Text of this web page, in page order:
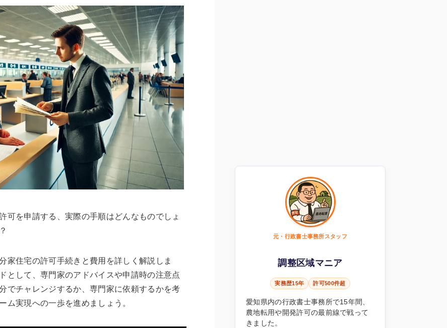
可を申請する、実際の手順はどんなものでしょ
家住宅の許可手続きと費用を詳しく解説しま
として、専門家のアドバイスや申請時の注意点
でチャレンジするか、専門家に依頼するかを考
ム実現への一歩を進めましょう。
元・行政書士事務所スタッフ
調整区域マニア
実務歴15年 許可500件超
愛知県内の行政書士事務所で15年間、
農地転用や開発許可の最前線で戦って
きました。